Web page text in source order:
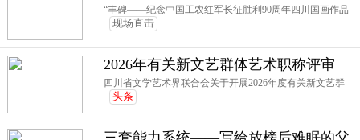
“丰碑——纪念中国工农红军长征胜利90周年四川国画作品
现场直击
2026年有关新文艺群体艺术职称评审
四川省文学艺术界联合会关于开展2026年度有关新文艺群
头条